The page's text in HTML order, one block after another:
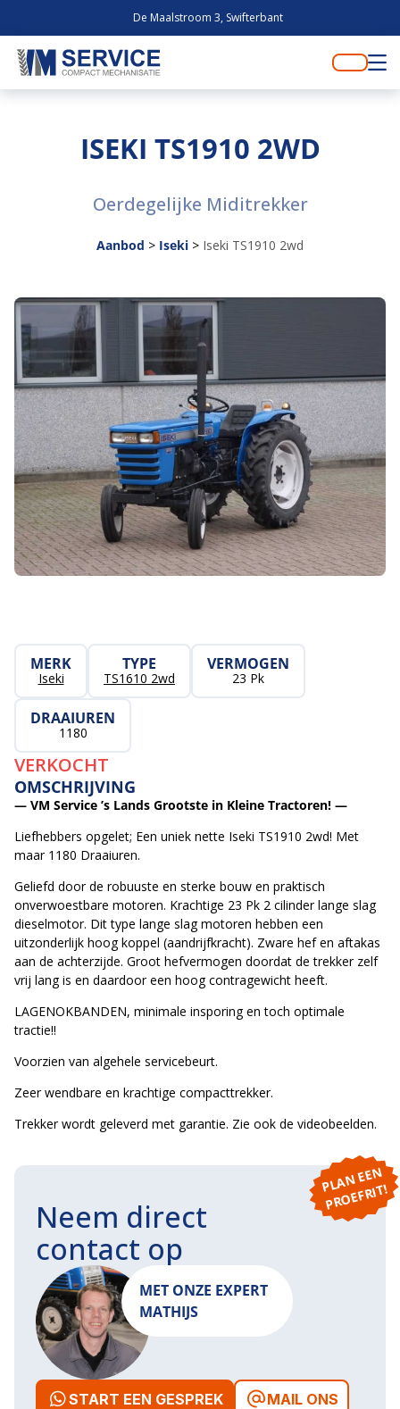
De Maalstroom 3, Swifterbant
ISEKI TS1910 2WD
Oerdegelijke Miditrekker
Aanbod > Iseki > Iseki TS1910 2wd
MERK
Iseki
TYPE
TS1610 2wd
VERMOGEN
23 Pk
DRAAIUREN
1180
VERKOCHT
OMSCHRIJVING
— VM Service ’s Lands Grootste in Kleine Tractoren! —
Liefhebbers opgelet; Een uniek nette Iseki TS1910 2wd! Met
maar 1180 Draaiuren.
Geliefd door de robuuste en sterke bouw en praktisch
onverwoestbare motoren. Krachtige 23 Pk 2 cilinder lange slag
dieselmotor. Dit type lange slag motoren hebben een
uitzonderlijk hoog koppel (aandrijfkracht). Zware hef en aftakas
aan de achterzijde. Groot hefvermogen doordat de trekker zelf
vrij lang is en daardoor een hoog contragewicht heeft.
LAGENOKBANDEN, minimale insporing en toch optimale
tractie!!
Voorzien van algehele servicebeurt.
Zeer wendbare en krachtige compacttrekker.
Trekker wordt geleverd met garantie. Zie ook de videobeelden.
P
L
A
N
E
E
N
P
R
O
E
F
RI
T!
Neem direct
contact op
MET ONZE EXPERT
MATHIJS
START EEN GESPREK MAIL ONS